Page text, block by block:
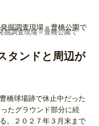
掘調査現場＝豊橋公園で
タンドと周辺が
橋球場跡で休止中だった
たグラウンド部分に続
。２０２７年３月末まで